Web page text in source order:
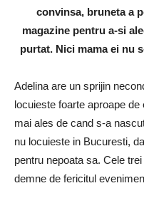
convinsa, bruneta a
magazine pentru a-si
purtat. Nici mama ei nu
Adelina are un sprijin
locuieste foarte aproape
mai ales de cand s-a
nu locuieste in Bucuresti,
pentru nepoata sa. Cele
demne de fericitul